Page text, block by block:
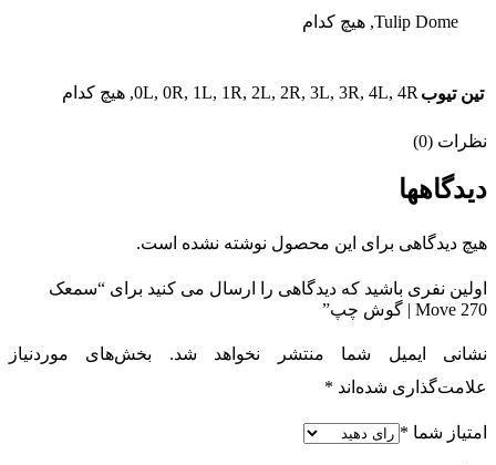
Tulip Dome, هیچ کدام
تین تیوب 0L, 0R, 1L, 1R, 2L, 2R, 3L, 3R, 4L, 4R, هیچ کدام
نظرات (0)
دیدگاهها
هیچ دیدگاهی برای این محصول نوشته نشده است.
اولین نفری باشید که دیدگاهی را ارسال می کنید برای “سمعک
Move 270 | گوش چپ”
نشانی ایمیل شما منتشر نخواهد شد.
بخش‌های موردنیاز
علامت‌گذاری شده‌اند *
امتیاز شما *